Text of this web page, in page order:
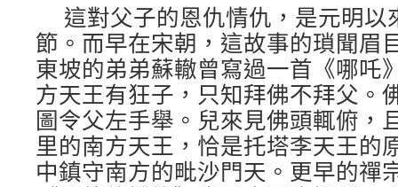
這對父子的恩仇情仇，是元明
節。而早在宋朝，這故事的瑣聞眉
東坡的弟弟蘇轍曾寫過一首《哪吒
方天王有狂子，只知拜佛不拜父。
圖令父左手舉。兒來見佛頭輒俯，
里的南方天王，恰是托塔李天王
中鎮守南方的毗沙門天。更早的禪